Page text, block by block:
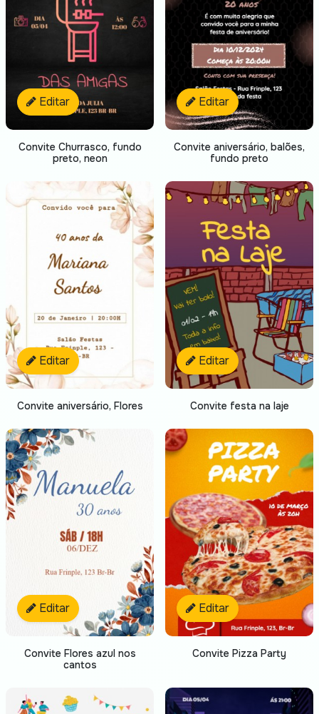
Editar
Convite Churrasco, fundo
preto, neon
Editar
Convite aniversário, balões,
fundo preto
Editar
Convite aniversário, Flores
Editar
Convite festa na laje
Editar
Convite Flores azul nos
cantos
Editar
Convite Pizza Party